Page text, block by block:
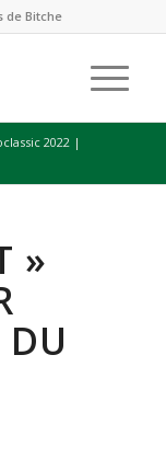
de Bitche
2022 |
»